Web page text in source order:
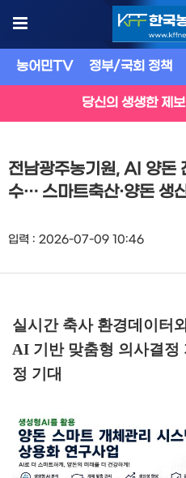
농어민TV 정부/국회 정책
당신의 생생한 제
전남광주농기원, AI 양돈
수… 스마트축산·양돈 생
입력 : 2026-07-09 10:46
실시간 축사 환경데이터
AI 기반 맞춤형 의사결정
정 기대